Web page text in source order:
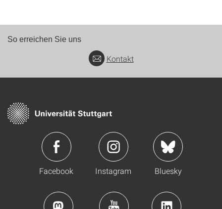
So erreichen Sie uns
Kontakt
Facebook Instagram Bluesky